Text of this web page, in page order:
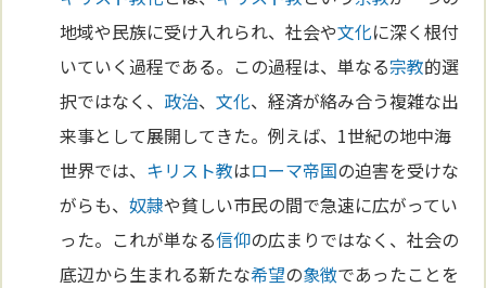
地域や民族に受け入れられ、社会や文化に深く根付
いていく過程である。この過程は、単なる宗教的選
択ではなく、 政治、文化、経済が絡み合う複雑な出
来事として展開してきた。例えば、1世紀の地中海
世界では、 キリスト教はローマ帝国の迫害を受けな
がらも、奴隷や貧しい市民の間で急速に広がってい
った。これが単なる信仰の広まりではなく、社会の
底辺から生まれる新たな希望の象徴であったことを